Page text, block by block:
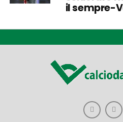
il sempre-